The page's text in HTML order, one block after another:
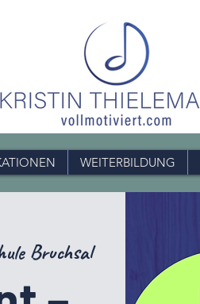
WEITERBILDUNG
Bruchsal